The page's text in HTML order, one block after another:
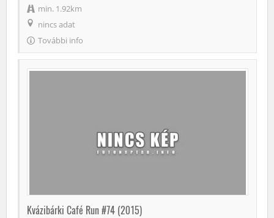
min. 1.92km
nincs adat
További info
Kvázibárki Café Run #74 (2015)